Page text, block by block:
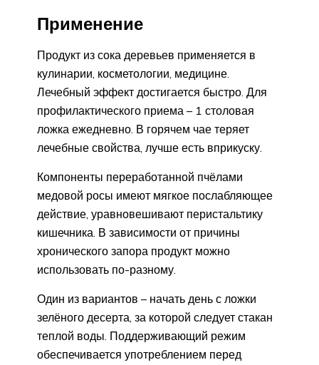
Применение
Продукт из сока деревьев применяется в
кулинарии, косметологии, медицине.
Лечебный эффект достигается быстро. Для
профилактического приема – 1 столовая
ложка ежедневно. В горячем чае теряет
лечебные свойства, лучше есть вприкуску.
Компоненты переработанной пчёлами
медовой росы имеют мягкое послабляющее
действие, уравновешивают перистальтику
кишечника. В зависимости от причины
хронического запора продукт можно
использовать по-разному.
Один из вариантов – начать день с ложки
зелёного десерта, за которой следует стакан
теплой воды. Поддерживающий режим
обеспечивается употреблением перед